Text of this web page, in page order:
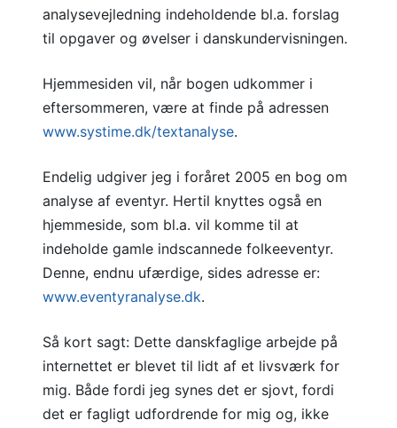
analysevejledning indeholdende bl.a. forslag
til opgaver og øvelser i danskundervisningen.
Hjemmesiden vil, når bogen udkommer i
eftersommeren, være at finde på adressen
www.systime.dk/textanalyse.
Endelig udgiver jeg i foråret 2005 en bog om
analyse af eventyr. Hertil knyttes også en
hjemmeside, som bl.a. vil komme til at
indeholde gamle indscannede folkeeventyr.
Denne, endnu ufærdige, sides adresse er:
www.eventyranalyse.dk.
Så kort sagt: Dette danskfaglige arbejde på
internettet er blevet til lidt af et livsværk for
mig. Både fordi jeg synes det er sjovt, fordi
det er fagligt udfordrende for mig og, ikke